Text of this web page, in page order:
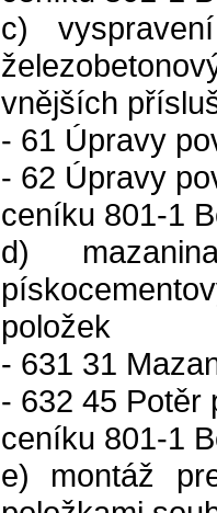
c)
vnějších
- 61 Úpravy
- 62 Úpravy
ceníku 801-1
d)
položek
- 631 31
- 632 45 Potěr
ceníku 801-1
e) montáž